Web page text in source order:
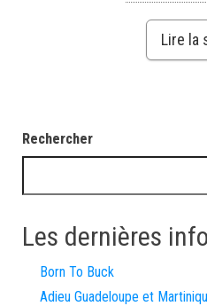
Lire la
Rechercher
Les dernières
Born To Buck
Adieu Guadeloupe et